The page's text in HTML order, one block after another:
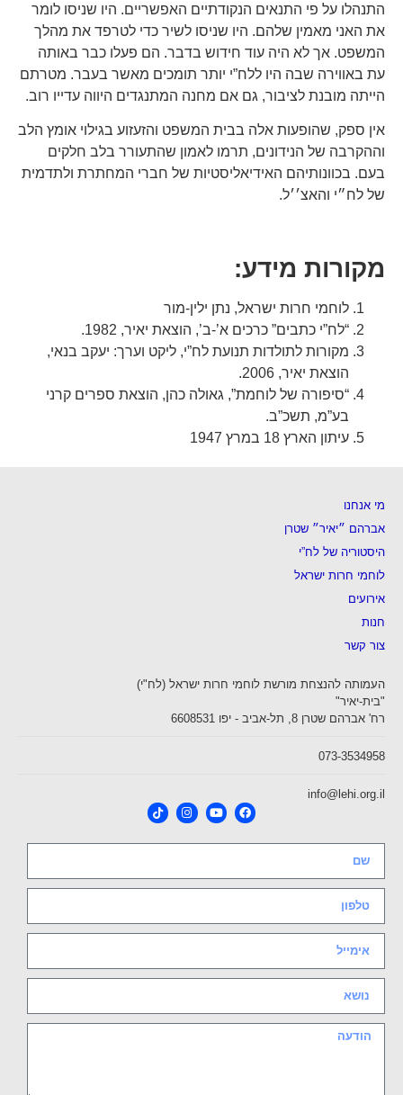
התנהלו על פי התנאים הנקודתיים האפשריים. היו שניסו לומר
את האני מאמין שלהם. היו שניסו לשיר כדי לטרפד את מהלך
המשפט. אך לא היה עוד חידוש בדבר. הם פעלו כבר באותה
עת באווירה שבה היו ללח”י יותר תומכים מאשר בעבר. מטרתם
הייתה מובנת לציבור, גם אם מחנה המתנגדים היווה עדייו רוב.
אין ספק, שהופעות אלה בבית המשפט והזעזוע בגילוי אומץ הלב
וההקרבה של הנידונים, תרמו לאמון שהתעורר בלב חלקים
בעם. בכוונותיהם האידיאליסטיות של חברי המחתרת ולתדמית
של לח״י והאצ׳׳ל.
מקורות מידע:
לוחמי חרות ישראל, נתן ילין-מור
“לח”י כתבים” כרכים א’-ב’, הוצאת יאיר, 1982.
מקורות לתולדות תנועת לח”י, ליקט וערך: יעקב בנאי,
הוצאת יאיר, 2006.
“סיפורה של לוחמת”, גאולה כהן, הוצאת ספרים קרני
בע”מ, תשכ”ב.
עיתון הארץ 18 במרץ 1947
מי אנחנו
אברהם ״יאיר״ שטרן
היסטוריה של לח”י
לוחמי חרות ישראל
אירועים
חנות
צור קשר
העמותה להנצחת מורשת לוחמי חרות ישראל (לח"י)
"בית-יאיר"
רח' אברהם שטרן 8, תל-אביב - יפו 6608531
073-3534958
info@lehi.org.il